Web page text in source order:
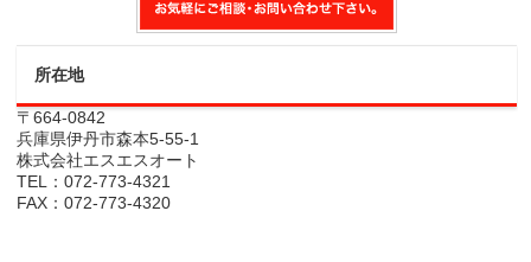
所在地
〒664-0842
兵庫県伊丹市森本5-55-1
株式会社エスエスオート
TEL：072-773-4321
FAX：072-773-4320